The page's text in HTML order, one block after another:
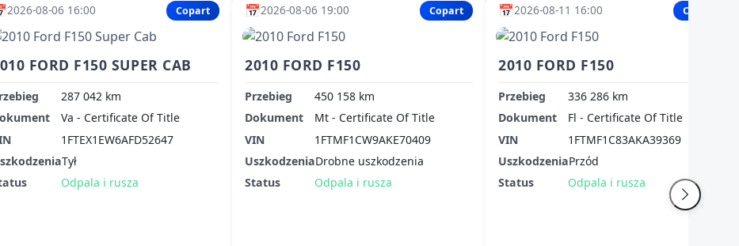
2026-08-06 16:00 Copart
FORD F150 SUPER CAB
287 042 km
Va - Certificate Of Title
1FTEX1EW6AFD52647
Tył
Odpala i rusza
📅2026-08-06 19:00 Copart
2010 FORD F150
Przebieg
450 158 km
Dokument
Mt - Certificate Of Title
VIN
1FTMF1CW9AKE70409
UszkodzeniaDrobne uszkodzenia
Status
Odpala i rusza
📅2026-08-11 16:00 Copart
2010 FORD F150
Przebieg
336 286 km
Dokument
Fl - Certificate Of Title
VIN
1FTMF1C83AKA39369
UszkodzeniaPrzód
Status
Odpala i rusza